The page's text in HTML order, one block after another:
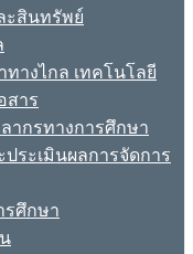
ะสินทรัพย์
างไกล เทคโนโลยี
สาร
กรทางการศึกษา
ระเมินผลการจัดการ
รศึกษา